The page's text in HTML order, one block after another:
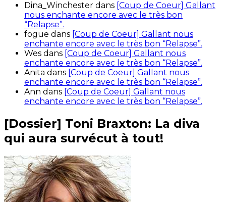
Dina_Winchester dans [Coup de Coeur] Gallant
nous enchante encore avec le très bon
“Relapse”.
fogue dans [Coup de Coeur] Gallant nous
enchante encore avec le très bon “Relapse”.
Wes dans [Coup de Coeur] Gallant nous
enchante encore avec le très bon “Relapse”.
Anita dans [Coup de Coeur] Gallant nous
enchante encore avec le très bon “Relapse”.
Ann dans [Coup de Coeur] Gallant nous
enchante encore avec le très bon “Relapse”.
[Dossier] Toni Braxton: La diva
qui aura survécut à tout!